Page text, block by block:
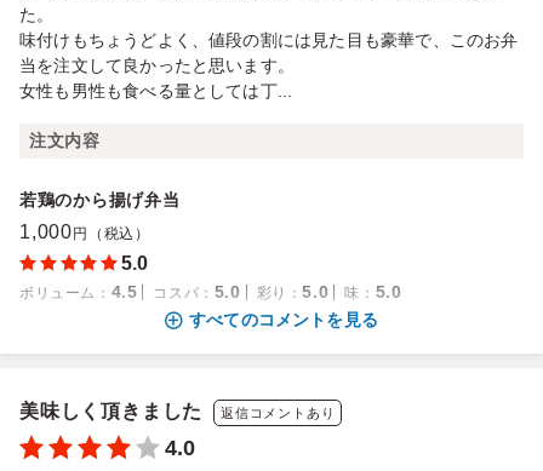
た。
味付けもちょうどよく、値段の割には見た目も豪華で、このお弁
当を注文して良かったと思います。
女性も男性も食べる量としては丁...
注文内容
若鶏のから揚げ弁当
1,000 円（税込）
5.0
ボリューム ： 4.5 コスパ ： 5.0 彩り ：5.0 味 ： 5.0
すべてのコメントを見る
美味しく頂きました 返信コメントあり
4.0